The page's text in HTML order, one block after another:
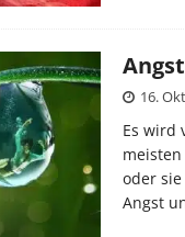
16.
Es wird
oder
Angst